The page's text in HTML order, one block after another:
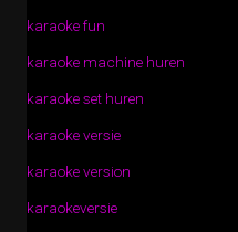
karaoke fun
karaoke machine huren
karaoke set huren
karaoke versie
karaoke version
karaokeversie